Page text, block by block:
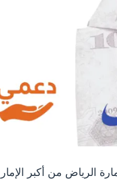
الرياض من أكبر